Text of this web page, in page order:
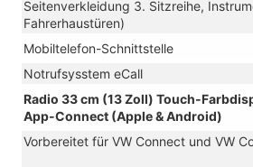
Seitenverkleidung 3. Sitzreihe,
Fahrerhaustüren)
Mobiltelefon-Schnittstelle
Notrufsysstem eCall
Radio 33 cm (13 Zoll) Touch-
App-Connect (Apple & Android)
Vorbereitet für VW Connect und VW